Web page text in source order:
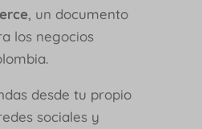
, un documento
los negocios
desde tu propio
sociales y